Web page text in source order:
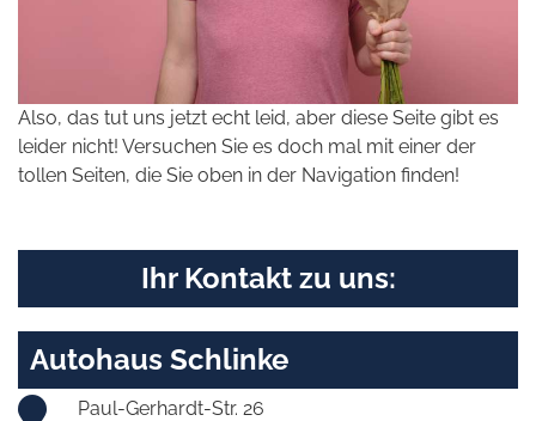
Also, das tut uns jetzt echt leid, aber diese Seite gibt es
leider nicht! Versuchen Sie es doch mal mit einer der
tollen Seiten, die Sie oben in der Navigation finden!
Ihr Kontakt zu uns:
Autohaus Schlinke
Paul-Gerhardt-Str. 26